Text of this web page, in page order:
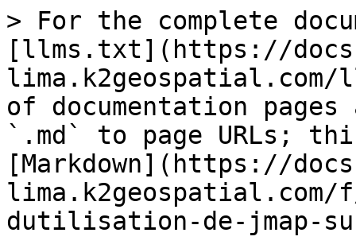
> For the complete
[llms.txt](https://
of documentation
`.md` to page URLs;
[Markdown](https://
dutilisation-de-jmap-